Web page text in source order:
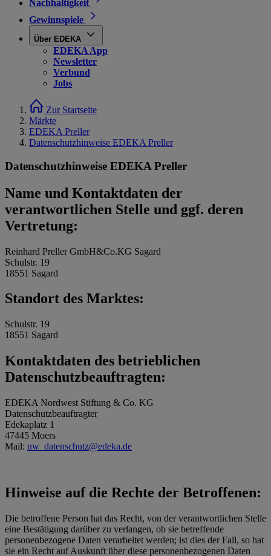
Nachhaltigkeit
Gewinnspiele
Über EDEKA
EDEKA App
Newsletter
Verbund
Jobs
Zur Startseite
Märkte
EDEKA Preller
Datenschutzhinweise EDEKA Preller
Datenschutzhinweise EDEKA Preller
Name und Kontaktdaten der
verantwortlichen Stelle und ggf. deren
Vertretung:
Reinhard Preller GmbH&Co.KG Sagard
Schulstr. 19
18551 Sagard
Standort des Marktes:
Schulstr. 19
18551 Sagard
Kontaktdaten des betrieblichen
Datenschutzbeauftragten:
EDEKA Nordwest Stiftung & Co. KG
Datenschutzbeauftragter
Edekaplatz 1
47445 Moers
Mail: nw_datenschutz@edeka.de
Hinweise auf die Rechte der Betroffenen:
Die betroffene Person hat das Recht, von der verantwortlichen Stelle
eine Bestätigung darüber zu verlangen, ob sie betreffende
personenbezogene Daten verarbeitet werden; ist dies der Fall, so hat
sie ein Recht auf Auskunft über diese personenbezogenen Daten